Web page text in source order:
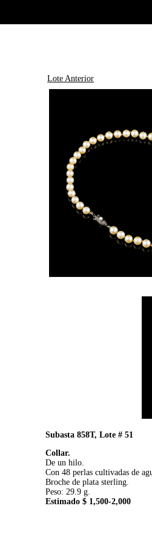
Lote Anterior
Subasta 858T, Lote # 51
Collar.
De un hilo.
Con 48 perlas cultivadas de
Broche de plata sterling.
Peso: 29.9 g.
Estimado $ 1,500-2,000